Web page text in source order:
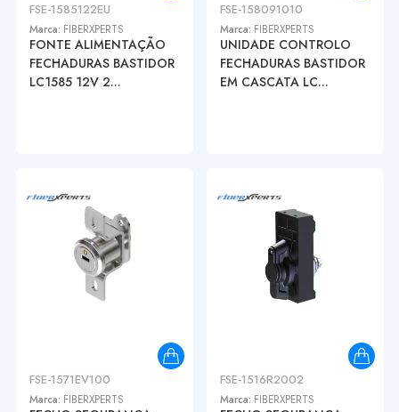
FSE-1585122EU
Marca: FIBERXPERTS
FONTE ALIMENTAÇÃO
FECHADURAS BASTIDOR
LC1585 12V 2...
FSE-158091010
Marca: FIBERXPERTS
UNIDADE CONTROLO
FECHADURAS BASTIDOR
EM CASCATA LC...
FSE-1571EV100
Marca: FIBERXPERTS
FSE-1516R2002
Marca: FIBERXPERTS